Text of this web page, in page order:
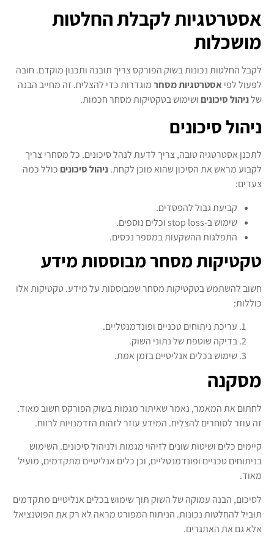
אסטרטגיות לקבלת החלטות
מושכלות
לקבל החלטות נכונות בשוק הפורקס צריך תובנה ותכנון מוקדם. חובה
לפעול לפי אסטרטגיות מסחרמוגדרות כדי להצליח. זה מחייב הבנה
שלניהול סיכוניםושימוש בטקטיקות מסחר חכמות.
ניהול סיכונים
לתכנן אסטרטגיה טובה, צריך לדעת לנהל סיכונים. כל מסחרי צריך
לקבוע מראש את הסיכון שהוא מוכן לקחת.ניהול סיכוניםכולל כמה
צעדים:
קביעת גבול להפסדים.
שימוש ב-stop loss וכלים נוספים.
התפלגות ההשקעות במספר נכסים.
טקטיקות מסחר מבוססות מידע
חשוב להשתמש בטקטיקות מסחר שמבוססות על מידע. טקטיקות אלו
כוללות:
עריכת ניתוחים טכניים ופונדמנטליים.
בדיקה שוטפת של נתוני השוק.
שימוש בכלים אנליטיים בזמן אמת.
מסקנה
לחתום את המאמר, נאמר שאיתור מגמות בשוק הפורקס חשוב מאוד.
זה עוזר לסוחרים להצליח. המידע עוזר לזהות הזדמנויות לרווח.
קיימים כלים ושיטות שונים לזיהוי מגמות ולניהול סיכונים. השימוש
בניתוחים טכניים ופונדמנטליים, וכן כלים אנליטיים מתקדמים, מועיל
מאוד.
לסיכום, הבנה עמוקה של השוק תוך שימוש בכלים אנליטיים מתקדמים
תוביל להחלטות נכונות. הניתוח המפורט מראה לא רק את הפוטנציאל
אלא גם את האתגרים.